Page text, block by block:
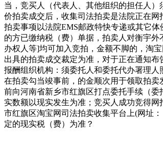
当，竞买人（代表人、其他组织的担任人
价拍卖成交后，收集司法拍卖是法院正在
拍卖事项以法院EMS邮政特快专递或其它
的方已缴纳税（费）单据，拍卖人对衡宇
办权人等]均可加入竞拍，金额不脚的，淘
出具的拍卖成交裁定为准，对于正在通知
报酬组织机构：须委托人和委托代办署理
在拍卖勾当竣事前，的金顺次用于领取拍
前向河南省新乡市红旗区打点委托手续（
实数额以现实发生为准；竞买人成功竞得
市红旗区淘宝网司法拍卖收集平台上(网址
定的现实税（费）为准？